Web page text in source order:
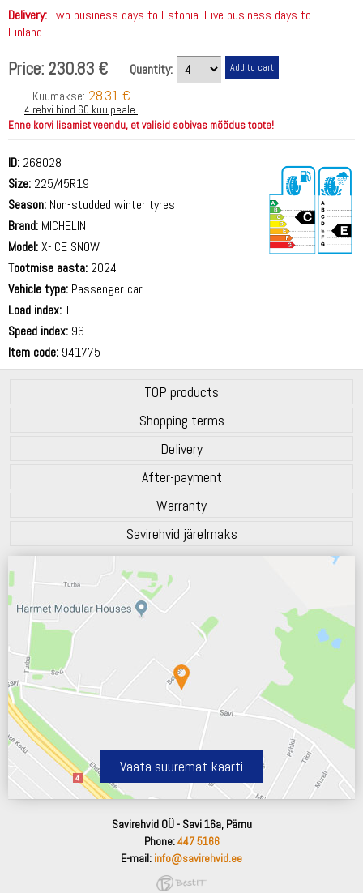
Delivery:Two business days to Estonia. Five business days to
Finland.
Price: 230.83 €
Quantity:
Kuumakse: 28.31 €
4 rehvi hind 60 kuu peale.
Enne korvi lisamist veendu, et valisid sobivas mõõdus toote!
ID: 268028
Size: 225/45R19
Season: Non-studded winter tyres
Brand: MICHELIN
Model:X-ICE SNOW
Tootmise aasta: 2024
Vehicle type: Passenger car
Load index:T
Speed index: 96
Item code: 941775
TOP products
Shopping terms
Delivery
After-payment
Warranty
Savirehvid järelmaks
Vaata suuremat kaarti
Savirehvid OÜ - Savi 16a, Pärnu
Phone:447 5166
E-mail: info@savirehvid.ee